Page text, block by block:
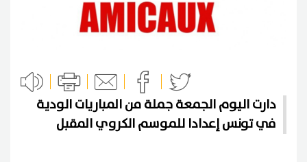
دارت اليوم الجمعة جملة من المباريات الودية
في تونس إعدادا للموسم الكروي المقبل